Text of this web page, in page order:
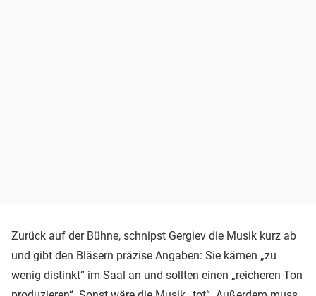
Zurück auf der Bühne, schnipst Gergiev die Musik kurz ab
und gibt den Bläsern präzise Angaben: Sie kämen „zu
wenig distinkt“ im Saal an und sollten einen „reicheren Ton